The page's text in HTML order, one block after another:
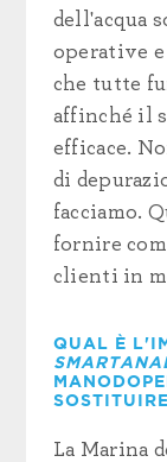
dell'acqua
operative
che tutte
affinché il
efficace.
di
facciamo.
fornire
clienti in
QUAL È
La Marina